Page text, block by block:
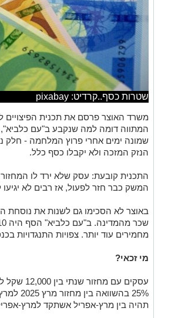
שטרות כסף..קרדיט: pixabay
משרד האוצר פרסם את תכנית
המתווה דומה למה שנקבע ב"עם
שמונה ימים אחרי פרוץ המלחמה - חלק
הנזק המזכה ולא יקבלו כסף כלל.
המשק כבר חזר לפעול, אז רבים לא
מחמירים עוד יותר. צפויות התנגדויות
מי זכאי?
תהיה בין מרץ-אפריל אשתקד למרץ-